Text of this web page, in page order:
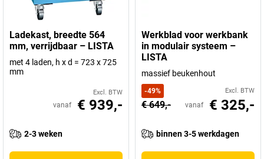
Ladekast, breedte 564
mm, verrijdbaar – LISTA
met 4 laden, h x d = 723 x 725
mm
Excl. BTW
vanaf € 939,-
2-3 weken
Werkblad voor werkbank
in modulair systeem –
LISTA
massief beukenhout
-49% Excl. BTW
€ 649,- vanaf € 325,-
binnen 3-5 werkdagen